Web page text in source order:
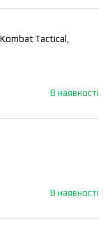
Kombat Tactical,
В наявності
В наявності